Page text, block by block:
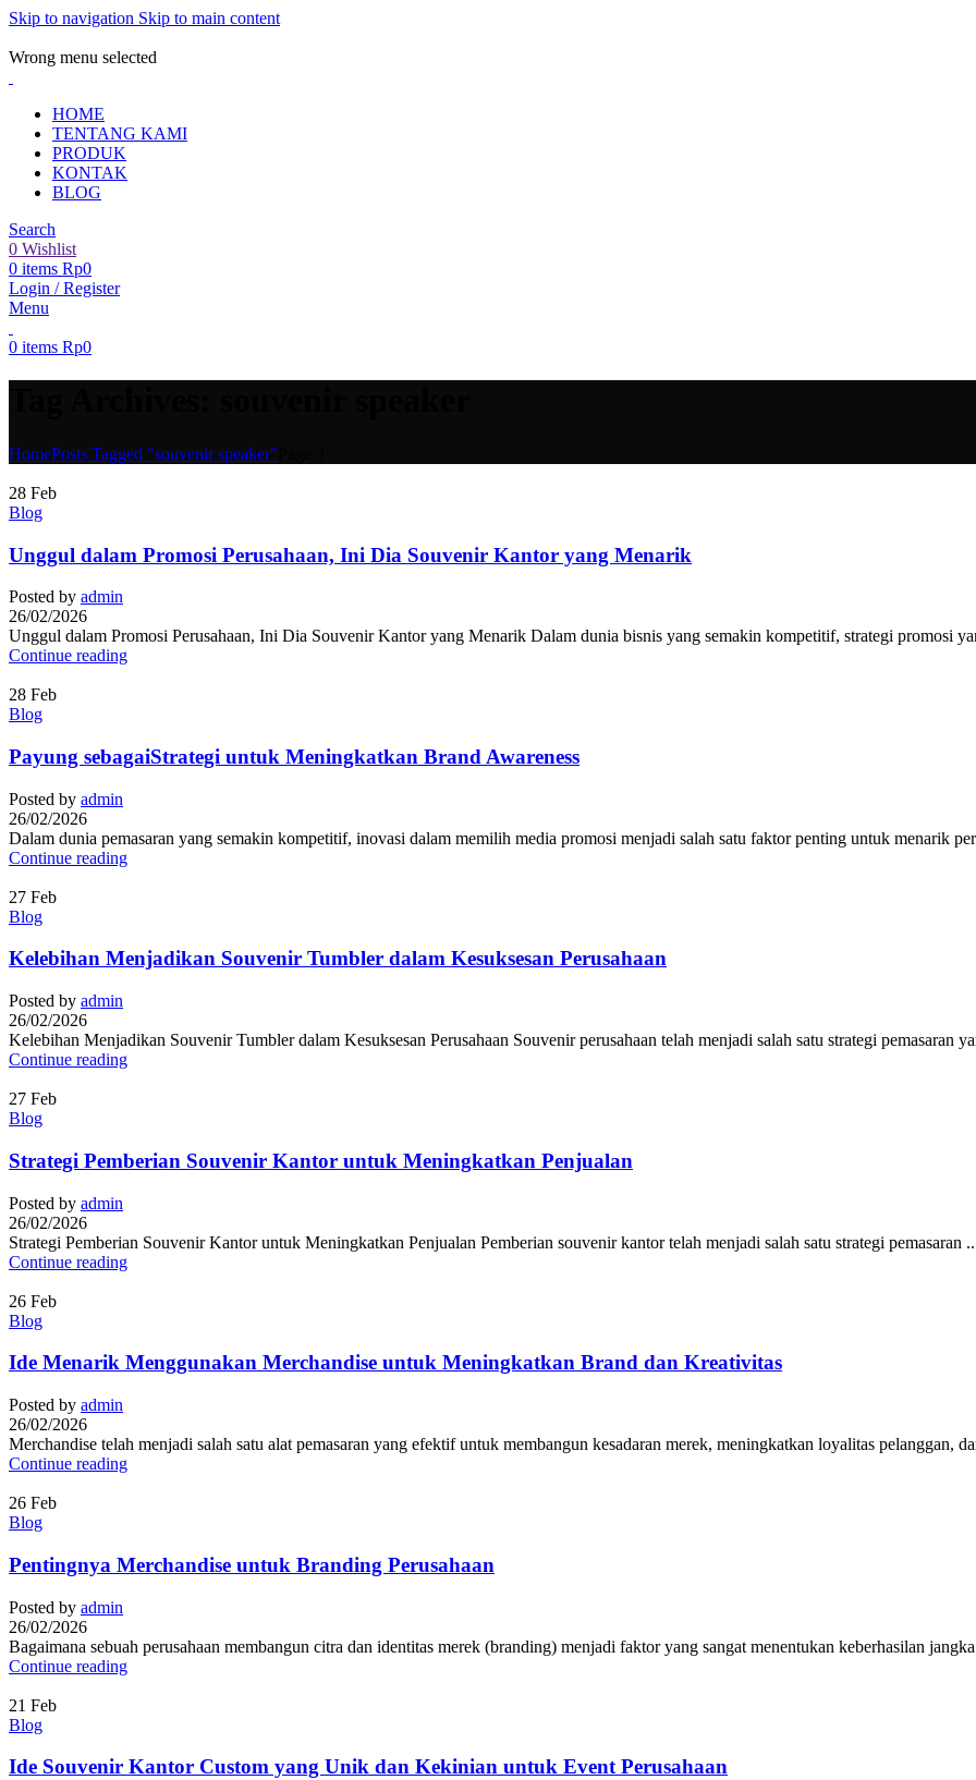
Skip to navigation Skip to main content
Wrong menu selected
HOME
TENTANG KAMI
PRODUK
KONTAK
BLOG
Search
0 Wishlist
0 items Rp0
Login / Register
Menu
0 items Rp0
HomePosts Tagged "souvenir speaker"
28 Feb
Blog
Unggul dalam Promosi Perusahaan, Ini Dia Souvenir Kantor yang Menarik
Posted by admin
26/02/2026
Unggul dalam Promosi Perusahaan, Ini Dia Souvenir Kantor yang Menarik Dalam dunia bisnis yang semakin kompetitif, strategi promosi
Continue reading
28 Feb
Blog
Payung sebagaiStrategi untuk Meningkatkan Brand Awareness
Posted by admin
26/02/2026
Dalam dunia pemasaran yang semakin kompetitif, inovasi dalam memilih media promosi menjadi salah satu faktor penting untuk menarik
Continue reading
27 Feb
Blog
Kelebihan Menjadikan Souvenir Tumbler dalam Kesuksesan Perusahaan
Posted by admin
26/02/2026
Kelebihan Menjadikan Souvenir Tumbler dalam Kesuksesan Perusahaan Souvenir perusahaan telah menjadi salah satu strategi pemasaran
Continue reading
27 Feb
Blog
Strategi Pemberian Souvenir Kantor untuk Meningkatkan Penjualan
Posted by admin
26/02/2026
Strategi Pemberian Souvenir Kantor untuk Meningkatkan Penjualan Pemberian souvenir kantor telah menjadi salah satu strategi pemasaran
Continue reading
26 Feb
Blog
Ide Menarik Menggunakan Merchandise untuk Meningkatkan Brand dan Kreativitas
Posted by admin
26/02/2026
Merchandise telah menjadi salah satu alat pemasaran yang efektif untuk membangun kesadaran merek, meningkatkan loyalitas pelanggan,
Continue reading
26 Feb
Blog
Pentingnya Merchandise untuk Branding Perusahaan
Posted by admin
26/02/2026
Bagaimana sebuah perusahaan membangun citra dan identitas merek (branding) menjadi faktor yang sangat menentukan keberhasilan
Continue reading
21 Feb
Blog
Ide Souvenir Kantor Custom yang Unik dan Kekinian untuk Event Perusahaan